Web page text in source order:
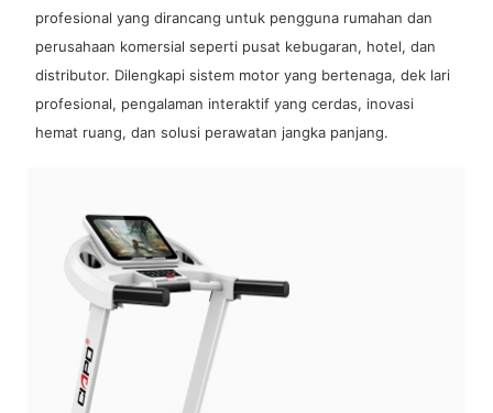
profesional yang dirancang untuk pengguna rumahan dan
perusahaan komersial seperti pusat kebugaran, hotel, dan
distributor. Dilengkapi sistem motor yang bertenaga, dek lari
profesional, pengalaman interaktif yang cerdas, inovasi
hemat ruang, dan solusi perawatan jangka panjang.